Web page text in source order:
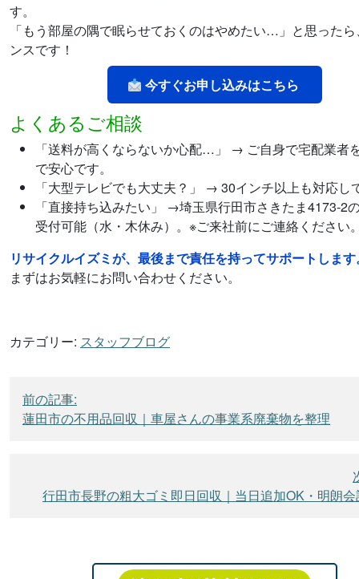
す。
「もう部屋の隅で眠らせておくのはやめたい…」と思った
ンスです！
今すぐお申し込みはこちら
よくあるご相談
「送料が高くならないか心配…」 → ご自身で宅配業者
で安心です。
「大型テレビでも大丈夫？」 → 30インチ以上も対応し
「直接持ち込みたい」 →埼玉県行田市さきたま4173-2
受付可能（水・木休み）。※ご来社前にご連絡ください
リサイクルイズミが、最後まで責任を持ってサポートしま
まずはお気軽にお問い合わせください。
カテゴリー: スタッフブログ
投
稿
前の記事:
蓮田市の不用品回収｜車屋さんの事業系廃棄物を整理
行田市長野の粗大ゴミ即日回収｜当日追加OK・明朗